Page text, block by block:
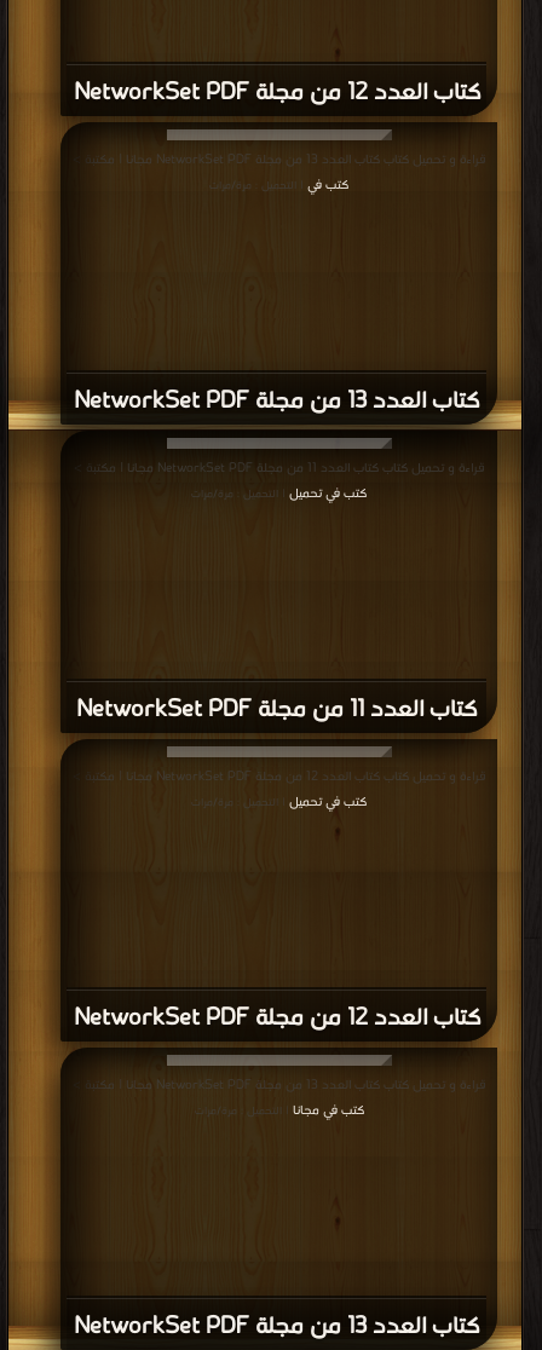
كتاب العدد 12 من مجلة NetworkSet PDF
كتاب العدد 13 من مجلة NetworkSet PDF
قراءة و تحميل كتاب كتاب العدد 13 من مجلة NetworkSet PDF مجانا | مكتبة >
كتب في
| التحميل : مرة/مرات
كتاب العدد 11 من مجلة NetworkSet PDF
قراءة و تحميل كتاب كتاب العدد 11 من مجلة NetworkSet PDF مجانا | مكتبة >
كتب في تحميل | التحميل : مرة/مرات
كتاب العدد 12 من مجلة NetworkSet PDF
قراءة و تحميل كتاب كتاب العدد 12 من مجلة NetworkSet PDF مجانا | مكتبة >
كتب في تحميل
| التحميل : مرة/مرات
كتاب العدد 13 من مجلة NetworkSet PDF
قراءة و تحميل كتاب كتاب العدد 13 من مجلة NetworkSet PDF مجانا | مكتبة >
كتب في مجانا | التحميل : مرة/مرات